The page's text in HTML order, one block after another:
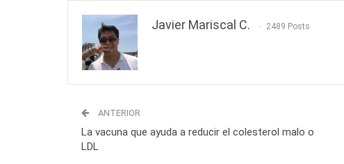
Javier Mariscal C. 2489 Posts
ANTERIOR
La vacuna que ayuda a reducir el colesterol malo o
LDL